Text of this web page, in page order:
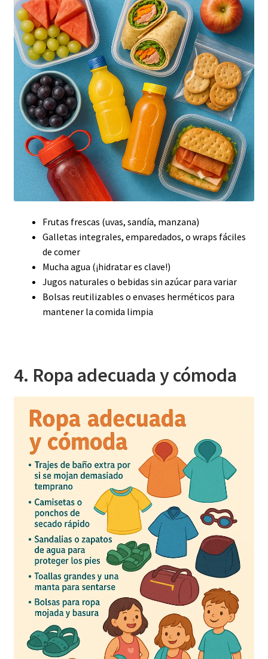
Frutas frescas (uvas, sandía, manzana)
Galletas integrales, emparedados, o wraps fáciles
de comer
Mucha agua (¡hidratar es clave!)
Jugos naturales o bebidas sin azúcar para variar
Bolsas reutilizables o envases herméticos para
mantener la comida limpia
4. Ropa adecuada y cómoda